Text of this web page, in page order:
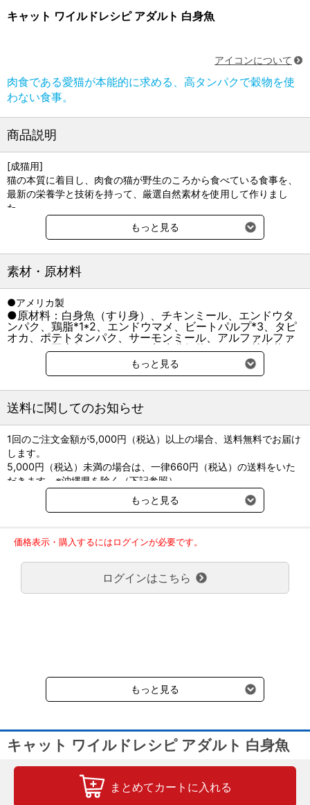
キャット ワイルドレシピ アダルト 白身魚
アイコンについて
肉食である愛猫が本能的に求める、高タンパクで穀物を使
わない食事。
商品説明
[成猫用]
猫の本質に着目し、肉食の猫が野生のころから食べている食事を、
最新の栄養学と技術を持って、厳選自然素材を使用して作りまし
た。
■高タンパク
高タンパクを実現。
愛猫の健康な筋肉の維持をサポートします。
■穀物フリー（穀物不使用）
肉食である猫のために、穀物不使用。
小麦やトウモロコシ、米などの穀物を原材料として使用せず、
消化性に優れた高品質なエンドウマメやポテトなどを使用すること
穀物が苦手な猫の健康維持と消化吸収の健康維持に配慮。
■厳選自然素材を使用
―猫は肉食動物です―
●鋭くとがった歯と強いあごの筋肉
→肉を引き裂き、飲み込むことに適している。
●消化管が短い（体長の約４倍）
→消化に時間がかからない肉で栄養を得ることに適している。
●盲腸が小さい
盲腸とは・・・微生物の働きで炭水化物を含む植物を消化し、栄
養を得る場所
アミラーゼとは･･･炭水化物を分解する消化酵素
もっと見る
素材・原材料
●アメリカ製
●原材料：白身魚（すり身）、チキンミール、エンドウタ
ンパク、鶏脂*1*2、エンドウマメ、ビートパルプ*3、タピ
オカ、ポテトタンパク、サーモンミール、アルファルファ
ミール、亜麻仁*4、タンパク加水分解物、ユッカ抽出物、
ビタミン類（A、B1、B2、B6、B12、C、D3、E、コリン、
ナイアシン、パントテン酸、ビオチン、葉酸）、ミネラル
ウム、マンガン、ヨウ素、亜鉛、鉄、銅）、アミノ酸類
（タウリン、メチオニン）、酸化防止剤（ミックストコフ
ェロール、ローズマリー抽出物、クエン酸） *1 ミックスト
コフェロールで保存 *2 オメガ6脂肪酸源、*3 食物繊維
源、*4 オメガ3脂肪酸源 ビタミンE：225IU/kg以上、タウ
リン：0.18%以上、オメガ3脂肪酸：0.3%以上、オメガ6脂
肪酸：2.5%以上
粗タンパク質40.0％以上 粗脂肪
16.0％以上
粗繊維
6.0％以下 粗灰分
水分
10.0％以下 カルシウム
マグネシウム
0.12％（標準）
カロリー約370kcal/100ｇ
もっと見る
送料に関してのお知らせ
1回のご注文金額が5,000円（税込）以上の場合、送料無料でお届け
します。
5,000円（税込）未満の場合は、一律660円（税込）の送料をいた
だきます。※沖縄県を除く（下記参照）
※2017年11月14日（火）より沖縄県へのお届けにつきましては、1
回のご注文金額（税込）が、30,000円以上で配送無料となります。
ご了承のほどよろしくお願い致します。
弊社都合でお届けが２回以上に分かれる場合の送料負担は、１回分
のみで新たな送料は発生しません。
大型商品送料が必要な商品をご注文の場合は、大型商品送料のみご
負担頂きます。
受けます。
もっと見る
価格表示・購入するにはログインが必要です。
ログインはこちら
もっと見る
キャット ワイルドレシピ アダルト 白身魚
まとめてカートに入れる